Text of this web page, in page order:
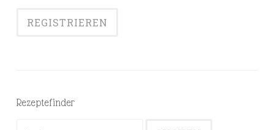
Rezeptefinder